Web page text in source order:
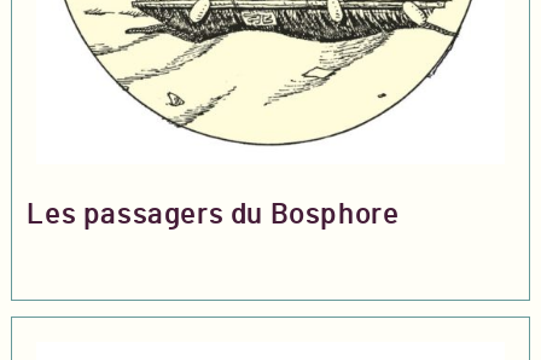
Les passagers du Bosphore